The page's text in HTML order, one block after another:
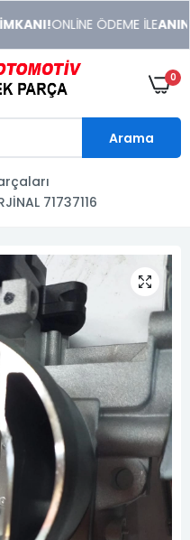
ONLİNE ÖDEME İLE
0
Arama
71737116